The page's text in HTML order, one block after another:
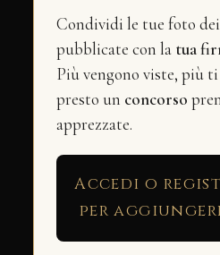
Condividi le tue foto
pubblicate con la tua
Più vengono viste, più
presto un concorso
apprezzate.
Accedi o
per